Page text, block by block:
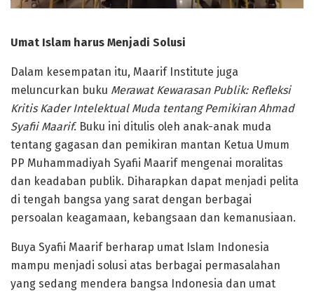
Umat Islam harus Menjadi Solusi
Dalam kesempatan itu, Maarif Institute juga
meluncurkan buku Merawat Kewarasan Publik: Refleksi
Kritis Kader Intelektual Muda tentang Pemikiran Ahmad
Syafii Maarif. Buku ini ditulis oleh anak-anak muda
tentang gagasan dan pemikiran mantan Ketua Umum
PP Muhammadiyah Syafii Maarif mengenai moralitas
dan keadaban publik. Diharapkan dapat menjadi pelita
di tengah bangsa yang sarat dengan berbagai
persoalan keagamaan, kebangsaan dan kemanusiaan.
Buya Syafii Maarif berharap umat Islam Indonesia
mampu menjadi solusi atas berbagai permasalahan
yang sedang mendera bangsa Indonesia dan umat